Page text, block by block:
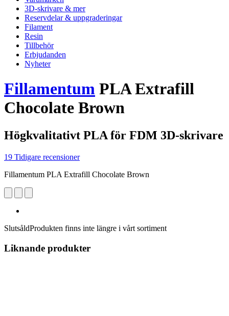
3D-skrivare & mer
Reservdelar & uppgraderingar
Filament
Resin
Tillbehör
Erbjudanden
Nyheter
Fillamentum PLA Extrafill
Chocolate Brown
Högkvalitativt PLA för FDM 3D-skrivare
19 Tidigare recensioner
Fillamentum PLA Extrafill Chocolate Brown
SlutsåldProdukten finns inte längre i vårt sortiment
Liknande produkter